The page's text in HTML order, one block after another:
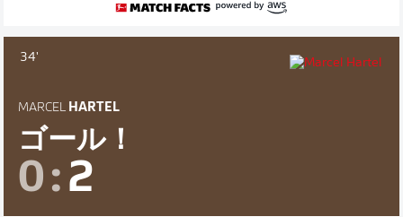
34'
MARCEL HARTEL
ゴール！
0 : 2